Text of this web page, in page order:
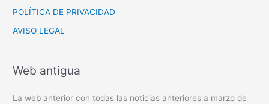
POLÍTICA DE PRIVACIDAD
AVISO LEGAL
Web antigua
La web anterior con todas las noticias anteriores a marzo de